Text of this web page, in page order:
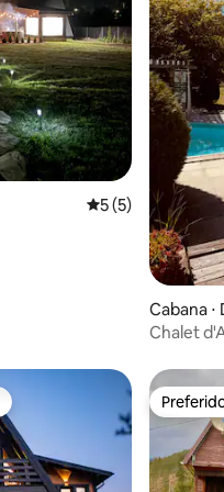
5 de uma
5 (5)
Cabana
Chalet